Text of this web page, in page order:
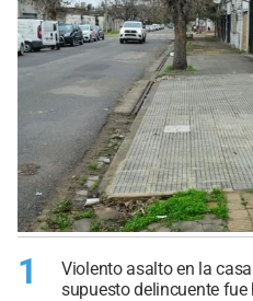
1
Violento asalto en la
supuesto delincuente fue